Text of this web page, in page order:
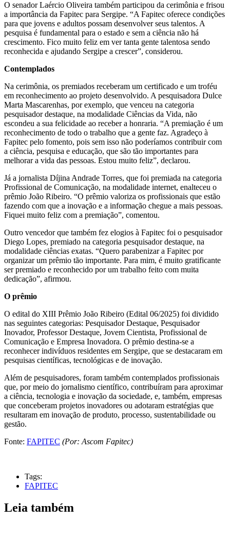
O senador Laércio Oliveira também participou da cerimônia e frisou
a importância da Fapitec para Sergipe. “A Fapitec oferece condições
para que jovens e adultos possam desenvolver seus talentos. A
pesquisa é fundamental para o estado e sem a ciência não há
crescimento. Fico muito feliz em ver tanta gente talentosa sendo
reconhecida e ajudando Sergipe a crescer”, considerou.
Contemplados
Na cerimônia, os premiados receberam um certificado e um troféu
em reconhecimento ao projeto desenvolvido. A pesquisadora Dulce
Marta Mascarenhas, por exemplo, que venceu na categoria
pesquisador destaque, na modalidade Ciências da Vida, não
escondeu a sua felicidade ao receber a honraria. “A premiação é um
reconhecimento de todo o trabalho que a gente faz. Agradeço à
Fapitec pelo fomento, pois sem isso não poderíamos contribuir com
a ciência, pesquisa e educação, que são tão importantes para
melhorar a vida das pessoas. Estou muito feliz”, declarou.
Já a jornalista Díjina Andrade Torres, que foi premiada na categoria
Profissional de Comunicação, na modalidade internet, enalteceu o
prêmio João Ribeiro. “O prêmio valoriza os profissionais que estão
fazendo com que a inovação e a informação chegue a mais pessoas.
Fiquei muito feliz com a premiação”, comentou.
Outro vencedor que também fez elogios à Fapitec foi o pesquisador
Diego Lopes, premiado na categoria pesquisador destaque, na
modalidade ciências exatas. “Quero parabenizar a Fapitec por
organizar um prêmio tão importante. Para mim, é muito gratificante
ser premiado e reconhecido por um trabalho feito com muita
dedicação”, afirmou.
O prêmio
O edital do XIII Prêmio João Ribeiro (Edital 06/2025) foi dividido
nas seguintes categorias: Pesquisador Destaque, Pesquisador
Inovador, Professor Destaque, Jovem Cientista, Profissional de
Comunicação e Empresa Inovadora. O prêmio destina-se a
reconhecer indivíduos residentes em Sergipe, que se destacaram em
pesquisas científicas, tecnológicas e de inovação.
Além de pesquisadores, foram também contemplados profissionais
que, por meio do jornalismo científico, contribuíram para aproximar
a ciência, tecnologia e inovação da sociedade, e, também, empresas
que conceberam projetos inovadores ou adotaram estratégias que
resultaram em inovação de produto, processo, sustentabilidade ou
gestão.
Fonte: FAPITEC (Por: Ascom Fapitec)
Tags:
FAPITEC
Leia também